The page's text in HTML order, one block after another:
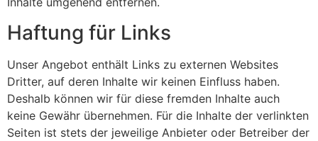
Haftung für Links
Unser Angebot enthält Links zu externen Websites
Dritter, auf deren Inhalte wir keinen Einfluss haben.
Deshalb können wir für diese fremden Inhalte auch
keine Gewähr übernehmen. Für die Inhalte der verlinkten
Seiten ist stets der jeweilige Anbieter oder Betreiber der